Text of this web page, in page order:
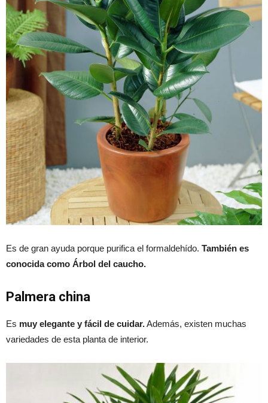
Es de gran ayuda porque purifica el formaldehído. También es
conocida como Árbol del caucho.
Palmera china
Es muy elegante y fácil de cuidar.Además, existen muchas
variedades de esta planta de interior.